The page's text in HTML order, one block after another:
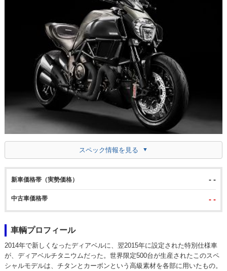
スペック情報を見る
新車価格帯（実勢価格） - -
中古車価格帯 - -
車輌プロフィール
2014年で新しくなったディアベルに、翌2015年に設定された特別仕様車
が、ディアベルチタニウムだった。世界限定500台が生産されたこのスペ
シャルモデルは、チタンとカーボンという高級素材を各部に用いたもの。